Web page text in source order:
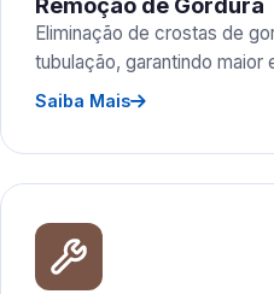
Eliminação de crostas de
tubulação, garantindo maior
Saiba Mais